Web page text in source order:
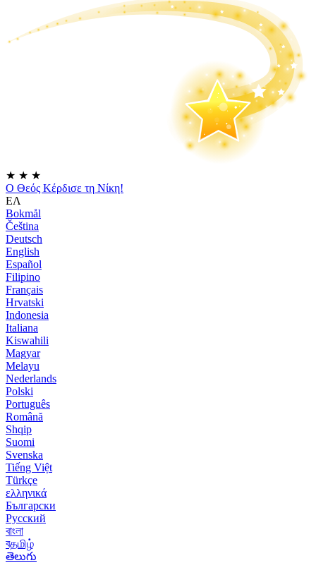
★ ★ ★
Ο Θεός Κέρδισε τη Νίκη!
ΕΛ
Bokmål
Čeština
Deutsch
English
Español
Filipino
Français
Hrvatski
Indonesia
Italiana
Kiswahili
Magyar
Melayu
Nederlands
Polski
Português
Română
Shqip
Suomi
Svenska
Tiếng Việt
Türkçe
ελληνικά
Български
Русский
বাংলা
বதமிழ்
తెలుగు